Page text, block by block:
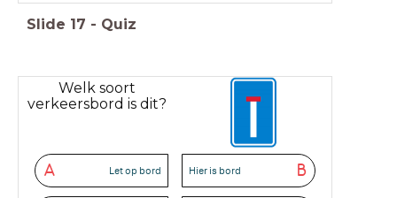
Slide 17 - Quiz
Welk soort
verkeersbord is dit?
A Let op bord B
Hier is bord